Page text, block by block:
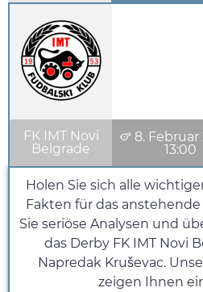
FK IMT Novi
Belgrade
8. Februar
13:00
Holen Sie sich alle
Fakten für das
Sie seriöse Analysen und
das Derby FK IMT Novi
Napredak Kruševac.
zeigen Ihnen